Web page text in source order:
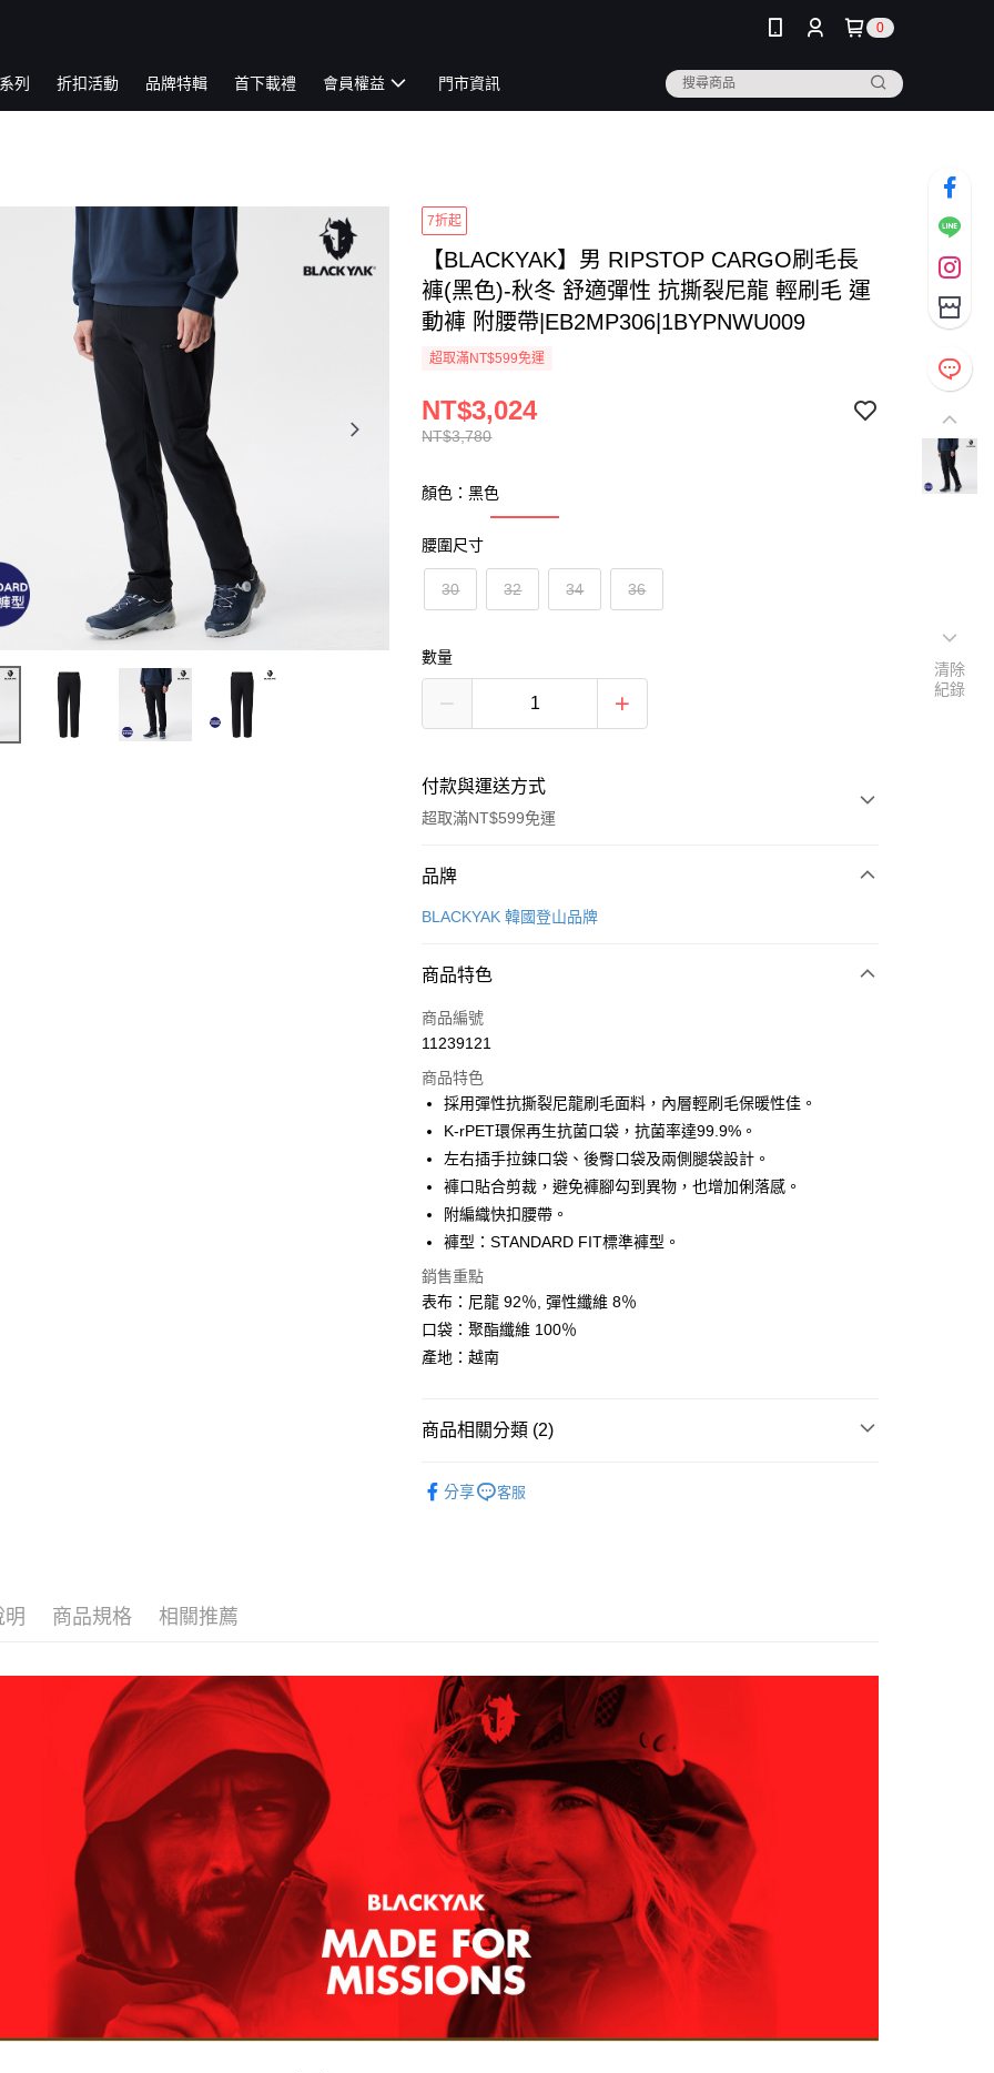
0
列 折扣活動 品牌特輯 首下載禮 會員權益 門市資訊
7折起
【BLACKYAK】男 RIPSTOP CARGO刷毛長
褲(黑色)-秋冬 舒適彈性 抗撕裂尼龍 輕刷毛 運
動褲 附腰帶|EB2MP306|1BYPNWU009
超取滿NT$599免運
NT$3,780
NT$3,024
顏色：黑色
腰圍尺寸
30 32 34 36
數量
付款與運送方式
超取滿NT$599免運
付款方式
信用卡一次付款
Apple Pay
街口支付
Google Pay
全盈+PAY
AFTEE先享後付
相關說明
【關於「AFTEE先享後付」】
AFTEE先享後付是「在收到商品之後才付款」的支付方式。 讓您購物簡單
便利好安心！
１．簡單：不需註冊會員、不需綁卡、不需儲值。
【「AFTEE先享後付」結帳流程】
２．訂單成立數日內，您將收到繳費通知簡訊。
【注意事項】
１．透過由恩沛科技股份有限公司提供之「AFTEE先享後付」服務完成之
交易，需依本服務之必要範圍內提供個人資料，並將交易相關給付款項請
求債權轉讓予恩沛科技股份有限公司。
２．關於個人資料處理事宜，請瀏覽以下網址：
https://aftee.tw/terms/#terms3
３．未成年的使用者請事先徵得法定代理人或監護人之同意方可使用
「AFTEE先享後付」，若未經同意申辦者引起之損失，本公司不負相關責
任。
４．使用「AFTEE先享後付」時，將依據個別帳號之用戶狀況，依本公司
即時審查核予不同之上限額度；若仍有額度不足之情形，本公司將視審查
結果請求用戶進行身份認證。
５．嚴禁一人註冊多個帳號或使用他人資訊註冊。若發現惡意使用之情
形，恩沛科技股份有限公司將有權停止該用戶之使用額度並採取法律行
動。
ATM付款
全家取貨付款
付款後全家取貨
7-11取貨付款
每筆NT$60，滿NT$799(含以上)免運費
付款後7-11取貨
每筆NT$60，滿NT$799(含以上)免運費
宅配
每筆NT$70，滿NT$799(含以上)免運費
品牌
BLACKYAK 韓國登山品牌
商品特色
商品編號
11239121
商品特色
採用彈性抗撕裂尼龍刷毛面料，內層輕刷毛保暖性佳。
K-rPET環保再生抗菌口袋，抗菌率達99.9%。
左右插手拉鍊口袋、後臀口袋及兩側腿袋設計。
褲口貼合剪裁，避免褲腳勾到異物，也增加俐落感。
附編織快扣腰帶。
褲型：STANDARD FIT標準褲型。
銷售重點
表布：尼龍 92％, 彈性纖維 8％
口袋：聚酯纖維 100％
產地：越南
商品相關分類 (2)
分享 客服
明 商品規格 相關推薦
清除
紀錄